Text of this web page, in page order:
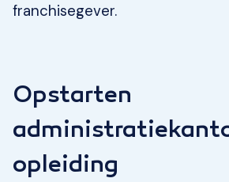
franchisegever.
Opstarten
opleiding